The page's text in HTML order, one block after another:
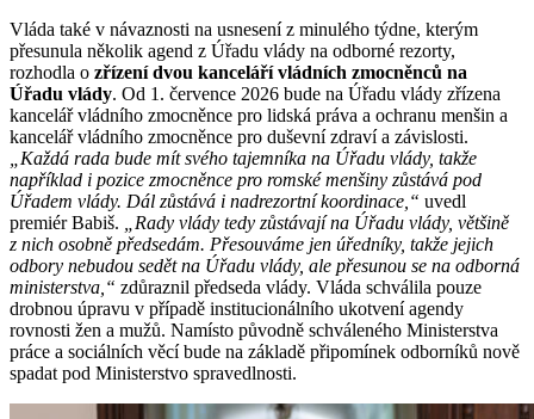
Vláda také v návaznosti na usnesení z minulého týdne, kterým
přesunula několik agend z Úřadu vlády na odborné rezorty,
rozhodla o zřízení dvou kanceláří vládních zmocněnců na
Úřadu vlády. Od 1. července 2026 bude na Úřadu vlády zřízena
kancelář vládního zmocněnce pro lidská práva a ochranu menšin a
kancelář vládního zmocněnce pro duševní zdraví a závislosti.
„Každá rada bude mít svého tajemníka na Úřadu vlády, takže
například i pozice zmocněnce pro romské menšiny zůstává pod
Úřadem vlády. Dál zůstává i nadrezortní koordinace,“ uvedl
premiér Babiš.
„Rady vlády tedy zůstávají na Úřadu vlády, většině
z nich osobně předsedám. Přesouváme jen úředníky, takže jejich
odbory nebudou sedět na Úřadu vlády, ale přesunou se na odborná
ministerstva,“ zdůraznil předseda vlády. Vláda schválila pouze
drobnou úpravu v případě institucionálního ukotvení agendy
rovnosti žen a mužů. Namísto původně schváleného Ministerstva
práce a sociálních věcí bude na základě připomínek odborníků nově
spadat pod Ministerstvo spravedlnosti.